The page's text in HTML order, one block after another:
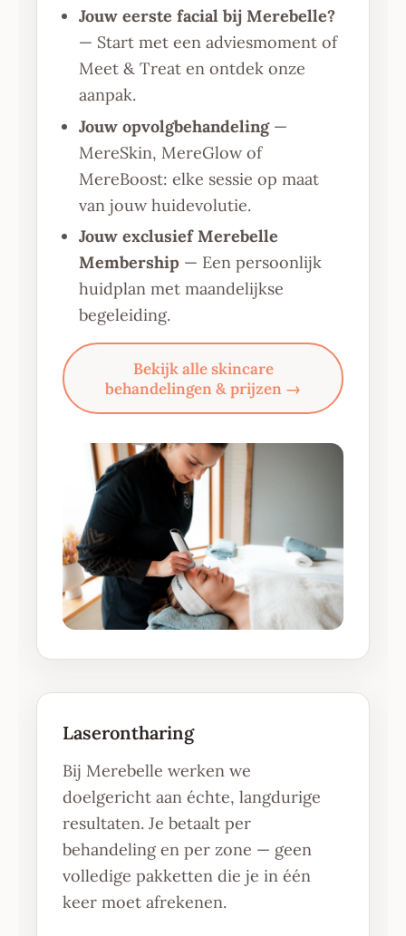
Jouw eerste facial bij Merebelle?
— Start met een adviesmoment of
Meet & Treat en ontdek onze
aanpak.
Jouw opvolgbehandeling—
MereSkin, MereGlow of
MereBoost: elke sessie op maat
van jouw huidevolutie.
Jouw exclusief Merebelle
Membership— Een persoonlijk
huidplan met maandelijkse
begeleiding.
Bekijk alle skincare
behandelingen & prijzen →
Laserontharing
Bij Merebelle werken we
doelgericht aan échte, langdurige
resultaten. Je betaalt per
behandeling en per zone — geen
volledige pakketten die je in één
keer moet afrekenen.